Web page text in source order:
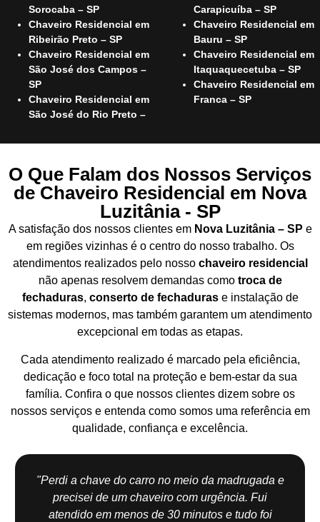
Sorocaba – SP
Chaveiro Residencial em
Ribeirão Preto – SP
Chaveiro Residencial em
São José dos Campos –
SP
Chaveiro Residencial em
São José do Rio Preto –
Carapicuíba – SP
Chaveiro Residencial em
Bauru – SP
Chaveiro Residencial em
Itaquaquecetuba – SP
Chaveiro Residencial em
Franca – SP
O Que Falam dos Nossos Serviços
de Chaveiro Residencial em Nova
Luzitânia - SP
A satisfação dos nossos clientes em Nova Luzitânia – SP e
em regiões vizinhas é o centro do nosso trabalho. Os
atendimentos realizados pelo nosso chaveiro residencial
não apenas resolvem demandas como troca de
fechaduras, conserto de fechadurase instalação de
sistemas modernos, mas também garantem um atendimento
excepcional em todas as etapas.
Cada atendimento realizado é marcado pela eficiência,
dedicação e foco total na proteção e bem-estar da sua
família. Confira o que nossos clientes dizem sobre os
nossos serviços e entenda como somos uma referência em
qualidade, confiança e excelência.
"Perdi a chave do carro no meio da madrugada e
precisei de um chaveiro com urgência. Fui
atendido em menos de 30 minutos e tudo foi